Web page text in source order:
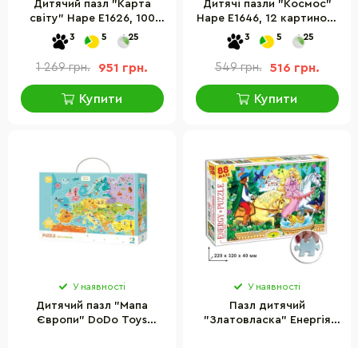
Дитячий пазл "Карта
світу" Hape E1626, 100
елементів, з картами
персонажів
3 5 25
1 269 грн. 951 грн.
Купити
Дитячі пазли "Космос"
Hape E1646, 12 картинок-
історій та 48 елементів
3 5 25
549 грн. 516 грн.
Купити
У наявності
Дитячий пазл "Мапа
Європи" DoDo Toys
У наявності
Пазл дитячий
"Златовласка" Енергія